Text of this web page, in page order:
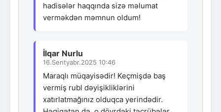
hadisələr haqqında sizə məlumat
verməkdən məmnun oldum!
İlqar Nurlu
16.Sentyabr.2025 10:46
Maraqlı müqayisədir! Keçmişdə baş
vermiş rubl dəyişikliklərini
xatırlatmağınız olduqca yerindədir.